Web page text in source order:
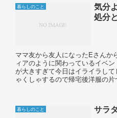
暮らしのこと
気分
処分
ママ友から友人になったEさんか
ィアのように関わっているイベ
が大きすぎて今日はイライラし
ゃくしゃするので帰宅後洋服の
暮らしのこと サラ